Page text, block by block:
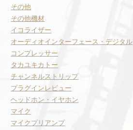
その他
その他機材
イコライザー
オーディオインターフェース・デジタル
コンプレッサー
タカユキカトー
チャンネルストリップ
プラグインレビュー
ヘッドホン・イヤホン
マイク
マイクプリアンプ